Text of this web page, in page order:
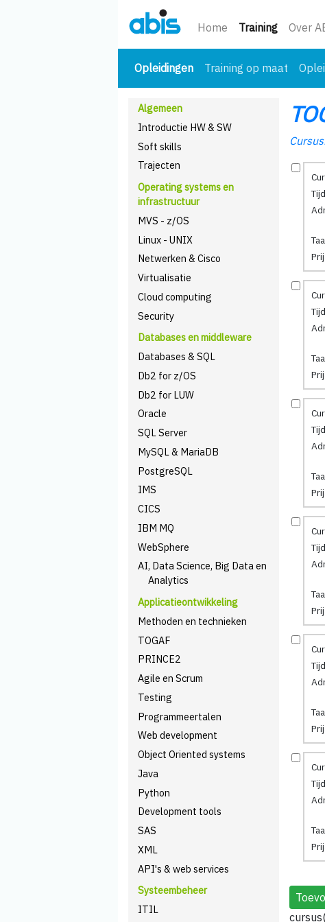
Home Training(huidige)
Over
Opleidingen(huidige)
Training op maat
Algemeen
Introductie HW & SW
Soft skills
Trajecten
Operating systems en
infrastructuur
MVS - z/OS
Linux - UNIX
Netwerken & Cisco
Virtualisatie
Cloud computing
Security
Databases en middleware
Databases & SQL
Db2 for z/OS
Db2 for LUW
Oracle
SQL Server
MySQL & MariaDB
PostgreSQL
IMS
CICS
IBM MQ
WebSphere
AI, Data Science, Big Data en
Analytics
Applicatieontwikkeling
Methoden en technieken
TOGAF
PRINCE2
Agile en Scrum
Testing
Programmeertalen
Web development
Object Oriented systems
Java
Python
Development tools
SAS
XML
API's & web services
Systeembeheer
ITIL